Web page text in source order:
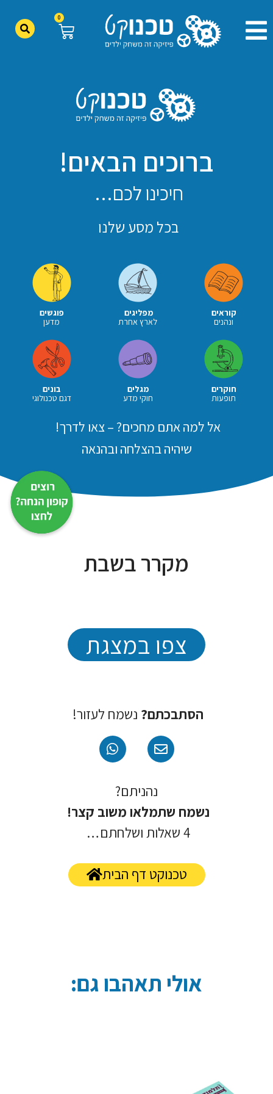
0
ברוכים הבאים!
חיכינו לכם…
בכל מסע שלנו
קוראים
ונהנים
מפליגים
לארץ אחרת
פוגשים
מדען
חוקרים
תופעות
מגלים
חוקי מדע
בונים
דגם טכנולוגי
אל למה אתם מחכים? – צאו לדרך!
שיהיה בהצלחה ובהנאה
מקרר בשבת
צפו במצגת
הסתבכתם? נשמח לעזור!
נהניתם?
נשמח שתמלאו משוב קצר!
4 שאלות ושלחתם…
טכנוקט דף הבית
אולי תאהבו גם: